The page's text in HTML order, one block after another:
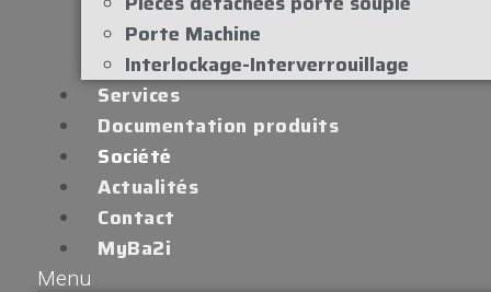
Porte Machine
Interlockage-Interverrouillage
Services
Documentation produits
Société
Actualités
Contact
MyBa2i
Menu